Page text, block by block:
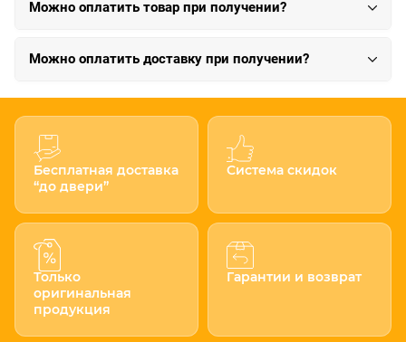
Можно оплатить товар при получении?
Можно оплатить доставку при получении?
Бесплатная доставка
“до двери”
Система скидок
Только
оригинальная
продукция
Гарантии и возврат